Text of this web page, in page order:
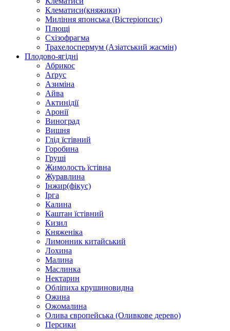
Клематиси(княжики)
Миління японська (Вістеріопсис)
Плющі
Схізофрагма
Трахелоспермум (Азіатський жасмін)
Плодово-ягідні
Абрикос
Аґрус
Азиміна
Айва
Актинідії
Аронії
Виноград
Вишня
Глід їстівний
Горобина
Груші
Жимолость їстівна
Журавлина
Інжир(фікус)
Ірга
Калина
Каштан їстівний
Кизил
Княженіка
Лимонник китайський
Лохина
Малина
Маслинка
Нектарин
Обліпиха крушиновидна
Ожина
Ожомалина
Олива європейська (Оливкове дерево)
Персики